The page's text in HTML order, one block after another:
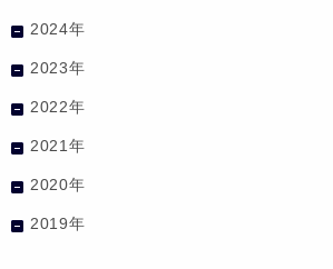
2024年
2023年
2022年
2021年
2020年
2019年